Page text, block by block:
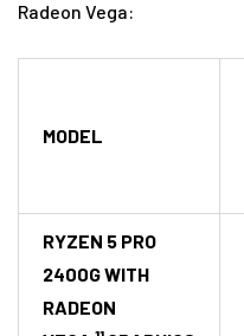
Radeon Vega:
MODEL
RYZEN 5 PRO
2400G WITH
RADEON